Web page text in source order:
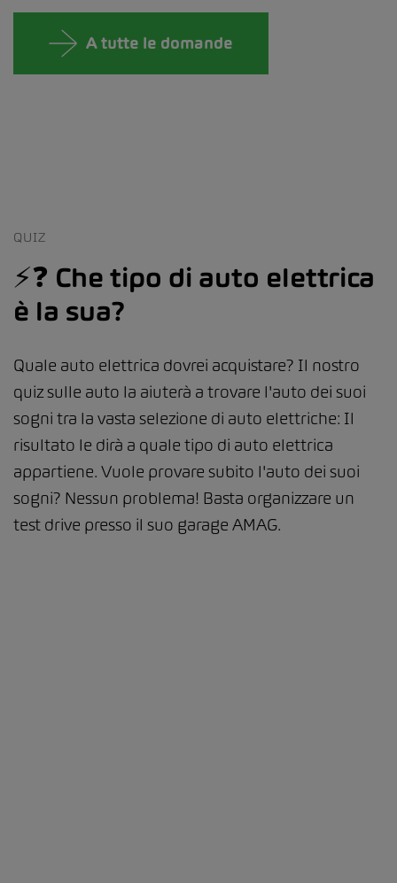
A tutte le domande
QUIZ
⚡️❓ Che tipo di auto elettrica
è la sua?
Quale auto elettrica dovrei acquistare? Il nostro
quiz sulle auto la aiuterà a trovare l'auto dei suoi
sogni tra la vasta selezione di auto elettriche: Il
risultato le dirà a quale tipo di auto elettrica
appartiene. Vuole provare subito l'auto dei suoi
sogni? Nessun problema! Basta organizzare un
test drive presso il suo garage AMAG.